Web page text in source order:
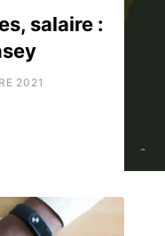
salaire :
2021